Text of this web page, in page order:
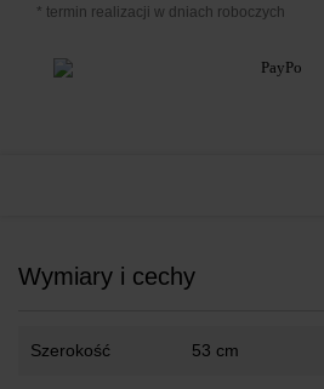
* termin realizacji w dniach roboczych
Wymiary i cechy
Szerokość 53 cm